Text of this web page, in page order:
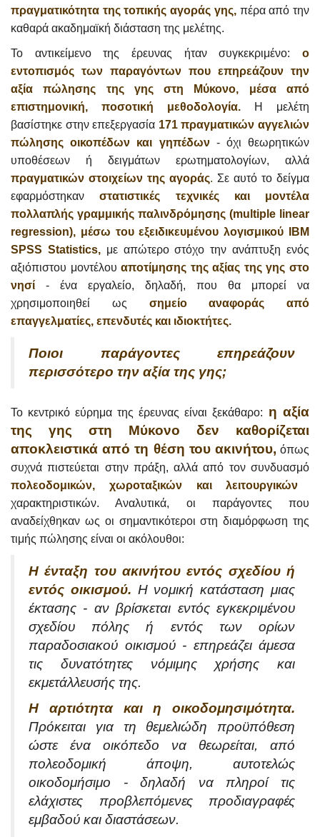
πραγματικότητα της τοπικής αγοράς γης,πέρα από την
καθαρά ακαδημαϊκή διάσταση της μελέτης.
Το αντικείμενο της έρευνας ήταν συγκεκριμένο:
ο
εντοπισμός των παραγόντων που επηρεάζουν την
αξία πώλησης της γης στη Μύκονο, μέσα από
επιστημονική, ποσοτική μεθοδολογία.
Η μελέτη
βασίστηκε στην επεξεργασία 171 πραγματικών αγγελιών
πώλησης οικοπέδων και γηπέδων - όχι θεωρητικών
υποθέσεων ή δειγμάτων ερωτηματολογίων, αλλά
πραγματικών στοιχείων της αγοράς. Σε αυτό το δείγμα
εφαρμόστηκανστατιστικές τεχνικές και μοντέλα
πολλαπλής γραμμικής παλινδρόμησης (multiple linear
regression), μέσω του εξειδικευμένου λογισμικού IBM
SPSS Statistics, με απώτερο στόχο την ανάπτυξη ενός
αξιόπιστου μοντέλου αποτίμησης της αξίας της γης στο
νησί - ένα εργαλείο, δηλαδή, που θα μπορεί να
χρησιμοποιηθεί ως σημείο αναφοράς από
επαγγελματίες, επενδυτές και ιδιοκτήτες.
Ποιοι παράγοντες επηρεάζουν
περισσότερο την αξία της γης;
Το κεντρικό εύρημα της έρευνας είναι ξεκάθαρο: η αξία
της γης στη Μύκονο δεν καθορίζεται
αποκλειστικά από τη θέση του ακινήτου, όπως
συχνά πιστεύεται στην πράξη, αλλά από τον συνδυασμό
πολεοδομικών, χωροταξικών και λειτουργικών
χαρακτηριστικών. Αναλυτικά, οι παράγοντες που
αναδείχθηκαν ως οι σημαντικότεροι στη διαμόρφωση της
τιμής πώλησης είναι οι ακόλουθοι:
Η ένταξη του ακινήτου εντός σχεδίου ή
εντός οικισμού. Η νομική κατάσταση μιας
έκτασης - αν βρίσκεται εντός εγκεκριμένου
σχεδίου πόλης ή εντός των ορίων
παραδοσιακού οικισμού - επηρεάζει άμεσα
τις δυνατότητες νόμιμης χρήσης και
εκμετάλλευσής της.
Η αρτιότητα και η οικοδομησιμότητα.
Πρόκειται για τη θεμελιώδη προϋπόθεση
ώστε ένα οικόπεδο να θεωρείται, από
πολεοδομική άποψη, αυτοτελώς
οικοδομήσιμο - δηλαδή να πληροί τις
ελάχιστες προβλεπόμενες προδιαγραφές
εμβαδού και διαστάσεων.